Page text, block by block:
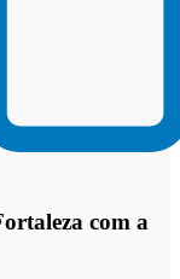
com a